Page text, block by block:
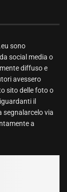
sono
social media o
diffuso e
avessero
sito delle foto o
il
segnalarcelo via
a